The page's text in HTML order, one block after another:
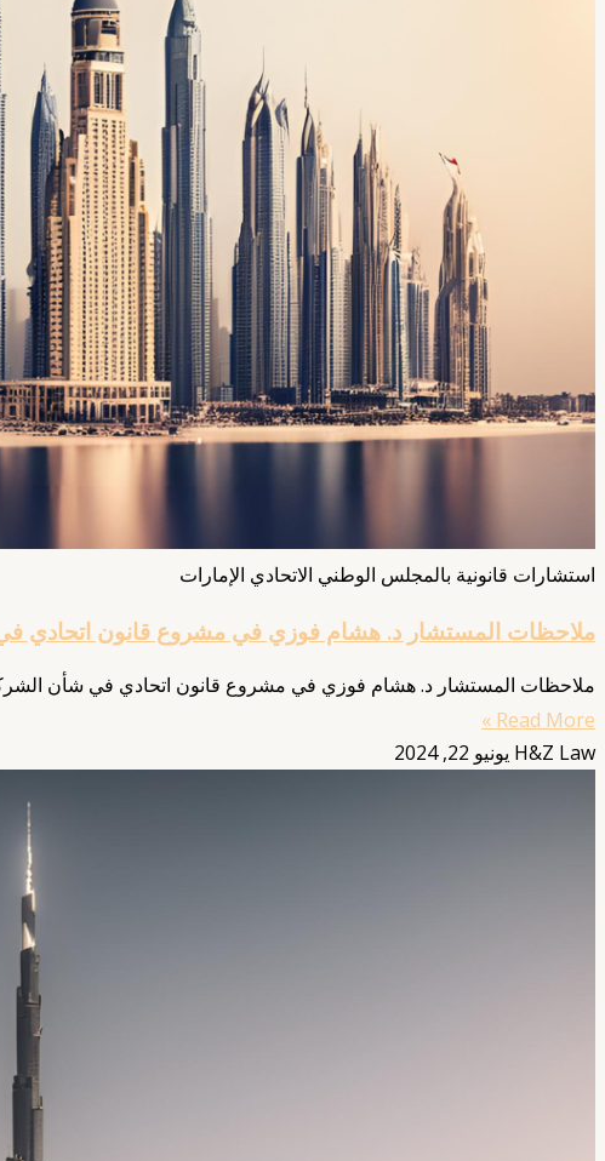
استشارات قانونية بالمجلس الوطني الاتحادي الإمارات
ملاحظات المستشار د. هشام فوزي في مشروع قانون اتحادي في
ملاحظات المستشار د. هشام فوزي في مشروع قانون اتحادي في شأن الشركات بالإمارات –
Read More »
H&Z Law يونيو 22, 2024